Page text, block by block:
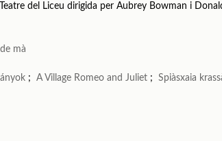
del Liceu dirigida per Aubrey Bowman i
mà
;A Village Romeo and Juliet ;Spiàsxaia